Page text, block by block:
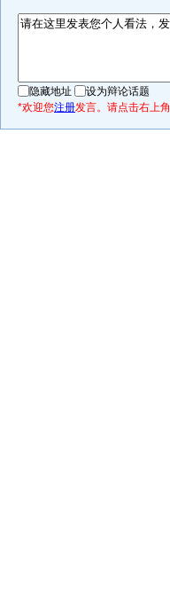
隐藏地址
设为辩论话题
*欢迎您注册发言。请点击右上角